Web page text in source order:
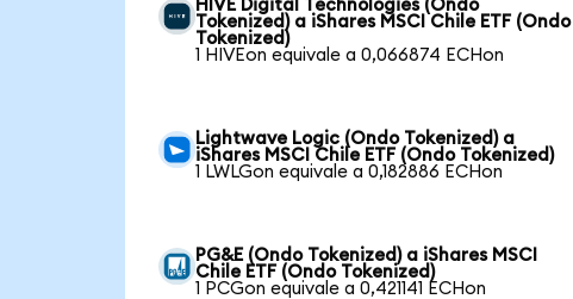
HIVE Digital Technologies (Ondo
Tokenized) a iShares MSCI Chile ETF (Ondo
Tokenized)
1 HIVEon equivale a 0,066874 ECHon
Lightwave Logic (Ondo Tokenized) a
iShares MSCI Chile ETF (Ondo Tokenized)
1 LWLGon equivale a 0,182886 ECHon
PG&E (Ondo Tokenized) a iShares MSCI
Chile ETF (Ondo Tokenized)
1 PCGon equivale a 0,421141 ECHon